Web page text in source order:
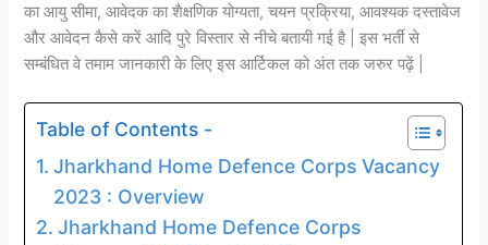
का आयु सीमा, आवेदक का शैक्षणिक योग्यता, चयन प्रक्रिया, आवश्यक दस्तावेज
और आवेदन कैसे करें आदि पुरे विस्तार से नीचे बतायी गई है | इस भर्ती से
सम्बंधित वे तमाम जानकारी के लिए इस आर्टिकल को अंत तक जरुर पढ़ें |
Table of Contents -
Jharkhand Home Defence Corps Vacancy
2023 : Overview
Jharkhand Home Defence Corps